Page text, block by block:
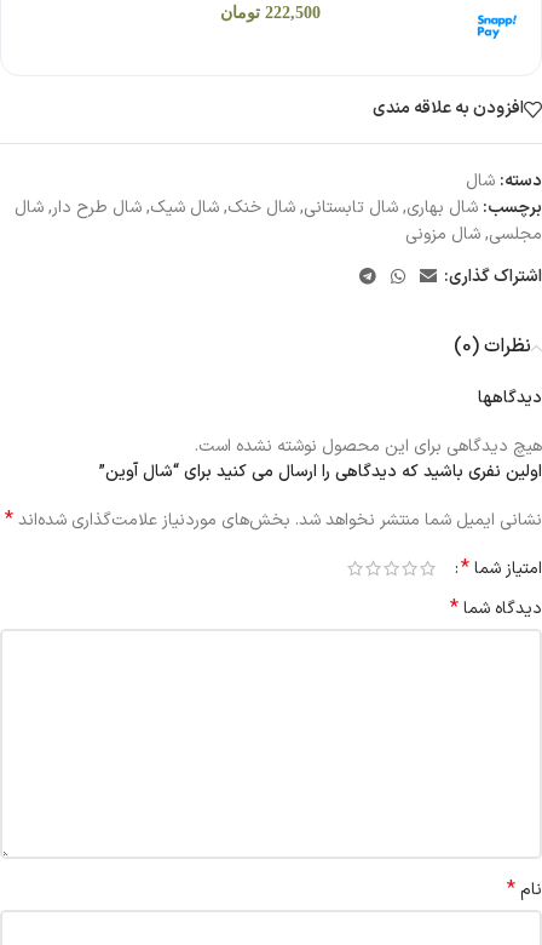
222,500 تومان
افزودن به علاقه مندی
دسته: شال
برچسب: شال بهاری,شال تابستانی,شال خنک,شال شیک,شال طرح دار,شال
مجلسی,شال مزونی
اشتراک گذاری:
نظرات (0)
دیدگاهها
هیچ دیدگاهی برای این محصول نوشته نشده است.
اولین نفری باشید که دیدگاهی را ارسال می کنید برای “شال آوين”
نشانی ایمیل شما منتشر نخواهد شد. بخش‌های موردنیاز علامت‌گذاری شده‌اند*
امتیاز شما*
دیدگاه شما*
نام*